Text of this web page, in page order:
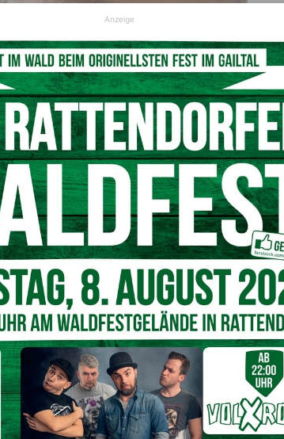
© Team Kärnten
Projektdaten, Umsetzungsschritte und
Ehe jetzt endgültig eingegangen
können. Die jahrelangen Verzögerungen
Anzeige